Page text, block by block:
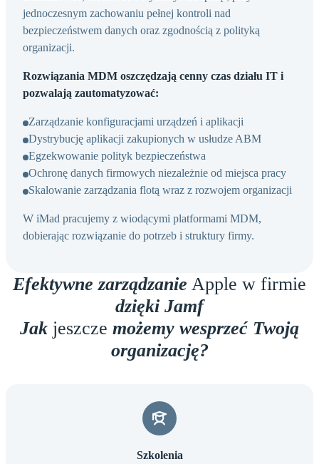
jednoczesnym zachowaniu pełnej kontroli nad
bezpieczeństwem danych oraz zgodnością z polityką
organizacji.
Rozwiązania MDM oszczędzają cenny czas działu IT i
pozwalają zautomatyzować:
Zarządzanie konfiguracjami urządzeń i aplikacji
Dystrybucję aplikacji zakupionych w usłudze ABM
Egzekwowanie polityk bezpieczeństwa
Ochronę danych firmowych niezależnie od miejsca pracy
Skalowanie zarządzania flotą wraz z rozwojem organizacji
W iMad pracujemy z wiodącymi platformami MDM,
dobierając rozwiązanie do potrzeb i struktury firmy.
Efektywne zarządzanie Apple w firmie
dzięki Jamf
Jak jeszcze możemy wesprzeć Twoją
organizację?
Szkolenia